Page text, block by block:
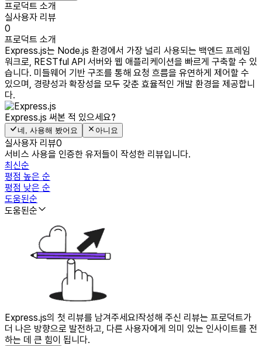
프로덕트 소개
실사용자 리뷰
0
프로덕트 소개
Express.js는 Node.js 환경에서 가장 널리 사용되는 백엔드 프레임
워크로, RESTful API 서버와 웹 애플리케이션을 빠르게 구축할 수 있
습니다. 미들웨어 기반 구조를 통해 요청 흐름을 유연하게 제어할 수
있으며, 경량성과 확장성을 모두 갖춘 효율적인 개발 환경을 제공합니
다.
Express.js 써본 적 있으세요?
네, 사용해 봤어요 아니요
실사용자 리뷰0
서비스 사용을 인증한 유저들이 작성한 리뷰입니다.
최신순
평점 높은 순
평점 낮은 순
도움된순
도움된순
Express.js의 첫 리뷰를 남겨주세요!작성해 주신 리뷰는 프로덕트가
더 나은 방향으로 발전하고, 다른 사용자에게 의미 있는 인사이트를 전
하는 데 큰 힘이 됩니다.